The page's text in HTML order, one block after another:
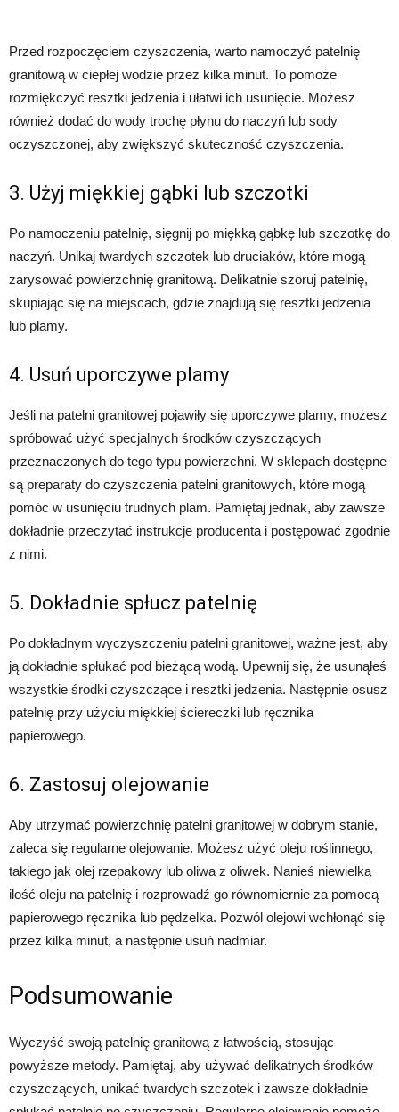
Przed rozpoczęciem czyszczenia, warto namoczyć patelnię
granitową w ciepłej wodzie przez kilka minut. To pomoże
rozmiękczyć resztki jedzenia i ułatwi ich usunięcie. Możesz
również dodać do wody trochę płynu do naczyń lub sody
oczyszczonej, aby zwiększyć skuteczność czyszczenia.
3. Użyj miękkiej gąbki lub szczotki
Po namoczeniu patelnię, sięgnij po miękką gąbkę lub szczotkę do
naczyń. Unikaj twardych szczotek lub druciaków, które mogą
zarysować powierzchnię granitową. Delikatnie szoruj patelnię,
skupiając się na miejscach, gdzie znajdują się resztki jedzenia
lub plamy.
4. Usuń uporczywe plamy
Jeśli na patelni granitowej pojawiły się uporczywe plamy, możesz
spróbować użyć specjalnych środków czyszczących
przeznaczonych do tego typu powierzchni. W sklepach dostępne
są preparaty do czyszczenia patelni granitowych, które mogą
pomóc w usunięciu trudnych plam. Pamiętaj jednak, aby zawsze
dokładnie przeczytać instrukcje producenta i postępować zgodnie
z nimi.
5. Dokładnie spłucz patelnię
Po dokładnym wyczyszczeniu patelni granitowej, ważne jest, aby
ją dokładnie spłukać pod bieżącą wodą. Upewnij się, że usunąłeś
wszystkie środki czyszczące i resztki jedzenia. Następnie osusz
patelnię przy użyciu miękkiej ściereczki lub ręcznika
papierowego.
6. Zastosuj olejowanie
Aby utrzymać powierzchnię patelni granitowej w dobrym stanie,
zaleca się regularne olejowanie. Możesz użyć oleju roślinnego,
takiego jak olej rzepakowy lub oliwa z oliwek. Nanieś niewielką
ilość oleju na patelnię i rozprowadź go równomiernie za pomocą
papierowego ręcznika lub pędzelka. Pozwól olejowi wchłonąć się
przez kilka minut, a następnie usuń nadmiar.
Podsumowanie
Wyczyść swoją patelnię granitową z łatwością, stosując
powyższe metody. Pamiętaj, aby używać delikatnych środków
czyszczących, unikać twardych szczotek i zawsze dokładnie